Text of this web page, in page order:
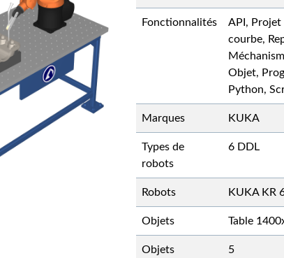
Fonctionnalités
API, Projet
courbe,
Objet,
Python,
Marques KUKA
Types de
robots
6 DDL
Robots KUKA KR
Objets Table
Objets 5